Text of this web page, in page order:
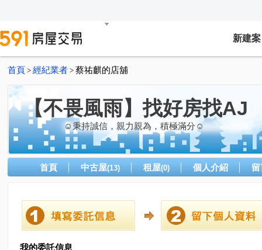
新建案
首頁 > 經紀業者 > 蔡祐麒的店舖
【不畏風雨】找好房找AJ
☺秉持誠信，親力親為，積極滿分☺
首頁 中古屋(13) 租屋(0) 個人介紹
我的委託信息